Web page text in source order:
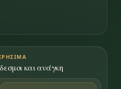
και ανάγκη